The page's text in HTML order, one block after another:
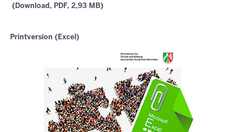
(Download, PDF, 2,93 MB)
Printversion (Excel)